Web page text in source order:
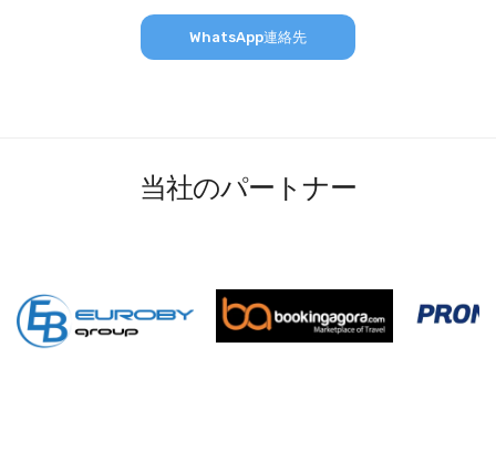
WhatsApp連絡先
当社のパートナー